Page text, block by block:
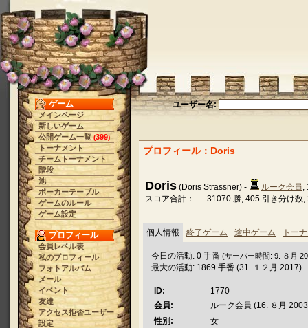
ゲーム
メインページ
新しいゲーム
公開ゲーム一覧 (399)
トーナメント
チームトーナメント
階段
池
ポーカーテーブル
ゲームのルール
ゲーム設定
プロフィール
会員レベル表
私のプロフィール
フォトアルバム
メール
イベント
友達
アクセス拒否ユーザー
設定
ユーザー名:
プロフィール：Doris
Doris (Doris Strassner) - ルーク会員,
スコア合計： : 31070 勝, 405 引き分け数
個人情報 終了ゲーム 途中ゲーム トー
今日の活動: 0 手番 (サーバー時間: 9. ８月
最大の活動: 1869 手番 (31. １２月 2017)
ID:
1770
会員:
ルーク会員 (16. ８月
性別:
女